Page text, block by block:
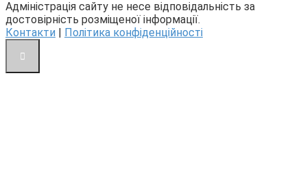
Адміністрація сайту не несе відповідальність за
достовірність розміщеної інформації.
Контакти | Політика конфіденційності